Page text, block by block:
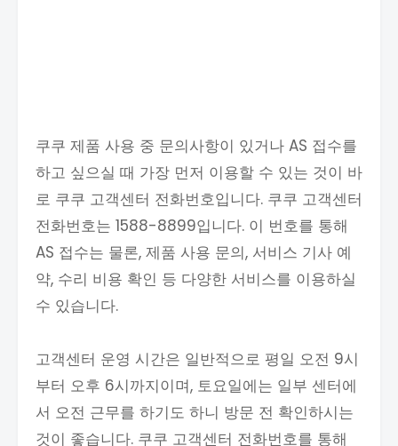
쿠쿠 제품 사용 중 문의사항이 있거나 AS 접수를
하고 싶으실 때 가장 먼저 이용할 수 있는 것이 바
로 쿠쿠 고객센터 전화번호입니다. 쿠쿠 고객센터
전화번호는 1588-8899입니다. 이 번호를 통해
AS 접수는 물론, 제품 사용 문의, 서비스 기사 예
약, 수리 비용 확인 등 다양한 서비스를 이용하실
수 있습니다.
고객센터 운영 시간은 일반적으로 평일 오전 9시
부터 오후 6시까지이며, 토요일에는 일부 센터에
서 오전 근무를 하기도 하니 방문 전 확인하시는
것이 좋습니다. 쿠쿠 고객센터 전화번호를 통해